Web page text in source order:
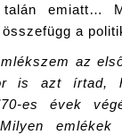
emiatt…
a
az
is azt írtad,
es évek
emlékek